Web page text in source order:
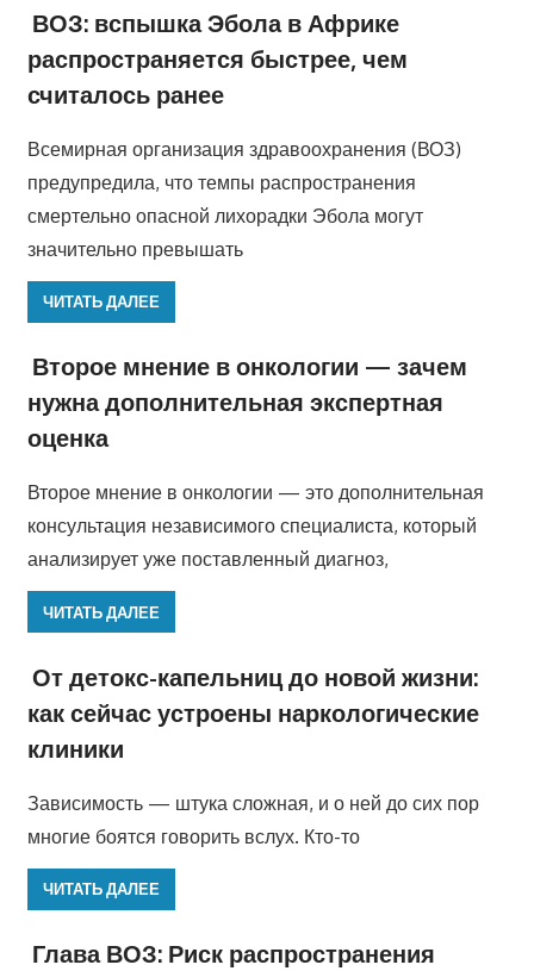
ВОЗ: вспышка Эбола в Африке
распространяется быстрее, чем
считалось ранее
Всемирная организация здравоохранения (ВОЗ)
предупредила, что темпы распространения
смертельно опасной лихорадки Эбола могут
значительно превышать
ЧИТАТЬ ДАЛЕЕ
Второе мнение в онкологии — зачем
нужна дополнительная экспертная
оценка
Второе мнение в онкологии — это дополнительная
консультация независимого специалиста, который
анализирует уже поставленный диагноз,
ЧИТАТЬ ДАЛЕЕ
От детокс-капельниц до новой жизни:
как сейчас устроены наркологические
клиники
Зависимость — штука сложная, и о ней до сих пор
многие боятся говорить вслух. Кто-то
ЧИТАТЬ ДАЛЕЕ
Глава ВОЗ: Риск распространения